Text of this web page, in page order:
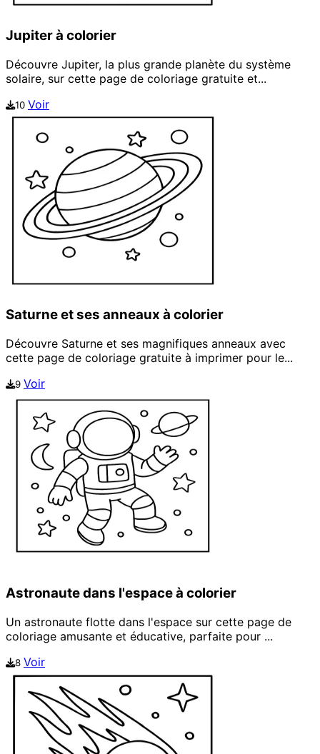
Jupiter à colorier
Découvre Jupiter, la plus grande planète du système
solaire, sur cette page de coloriage gratuite et...
10 Voir
Saturne et ses anneaux à colorier
Découvre Saturne et ses magnifiques anneaux avec
cette page de coloriage gratuite à imprimer pour le...
9 Voir
Astronaute dans l'espace à colorier
Un astronaute flotte dans l'espace sur cette page de
coloriage amusante et éducative, parfaite pour ...
8 Voir